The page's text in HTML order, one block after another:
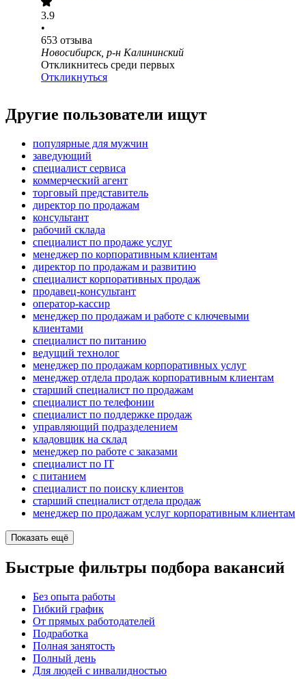
3.9
•
653 отзыва
Новосибирск, р-н Калининский
Откликнитесь среди первых
Откликнуться
Другие пользователи ищут
популярные для мужчин
заведующий
специалист сервиса
коммерческий агент
торговый представитель
директор по продажам
консультант
рабочий склада
специалист по продаже услуг
менеджер по корпоративным клиентам
директор по продажам и развитию
специалист корпоративных продаж
продавец-консультант
оператор-кассир
менеджер по продажам и работе с ключевыми
клиентами
специалист по питанию
ведущий технолог
менеджер по продажам корпоративных услуг
менеджер отдела продаж корпоративным клиентам
старший специалист по продажам
специалист по телефонии
специалист по поддержке продаж
управляющий подразделением
кладовщик на склад
менеджер по работе с заказами
специалист по IT
с питанием
специалист по поиску клиентов
старший специалист отдела продаж
менеджер по продажам услуг корпоративным клиентам
Показать ещё
Быстрые фильтры подбора вакансий
Без опыта работы
Гибкий график
От прямых работодателей
Подработка
Полная занятость
Полный день
Для людей с инвалидностью